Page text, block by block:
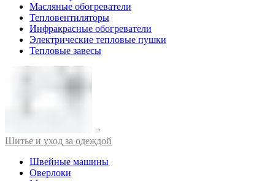
Масляные обогреватели
Тепловентиляторы
Инфракрасные обогреватели
Электрические тепловые пушки
Тепловые завесы
Шитье и уход за одеждой
Швейные машины
Оверлоки